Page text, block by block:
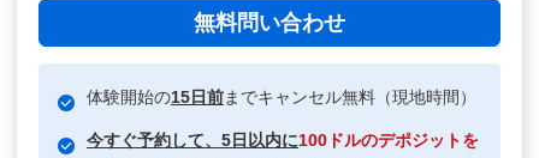
無料問い合わせ
体験開始の15日前までキャンセル無料（現地時間）
今すぐ予約して、5日以内に100ドルのデポジットを